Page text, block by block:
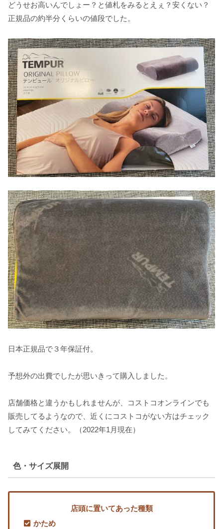
どうせお高いんでしょー？と値札をみるとえぇ？安くない？
正規品の約半分くらいの値段でした。
日本正規品で３年保証付。
予想外の出費でしたが思いきって購入しました。
店舗価格と違うかもしれませんが、コストコオンラインでも
販売してるようなので、近くにコストコがない方はチェック
してみてください。（2022年1月現在）
色・サイズ展開
店頭に置いてあった種類
かため